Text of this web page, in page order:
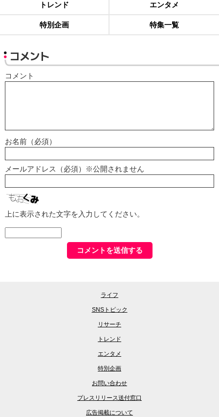
トレンド エンタメ
特別企画 特集一覧
コメント
コメント
お名前（必須）
メールアドレス（必須）※公開されません
上に表示された文字を入力してください。
ライフ
SNSトピック
リサーチ
トレンド
エンタメ
特別企画
お問い合わせ
プレスリリース送付窓口
広告掲載について